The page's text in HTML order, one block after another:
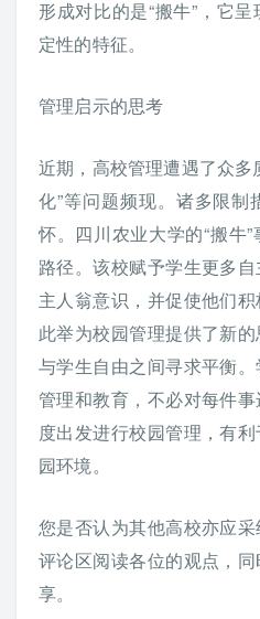
形成对比的是“搬牛”，它
定性的特征。
管理启示的思考
近期，高校管理遭遇了众多
化”等问题频现。诸多限
怀。四川农业大学的“搬牛
路径。该校赋予学生更多
主人翁意识，并促使他们积
此举为校园管理提供了新
与学生自由之间寻求平衡
管理和教育，不必对每件
度出发进行校园管理，有
园环境。
您是否认为其他高校亦应
评论区阅读各位的观点，
享。